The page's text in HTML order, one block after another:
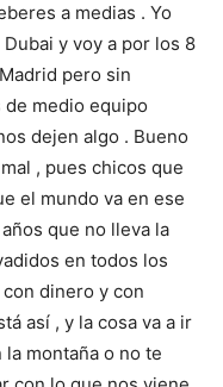
a medias . Yo
y voy a por los 8
pero sin
de medio equipo
dejen algo . Bueno
, pues chicos que
el mundo va en ese
que no lleva la
en todos los
dinero y con
así , y la cosa va a ir
la montaña o no te